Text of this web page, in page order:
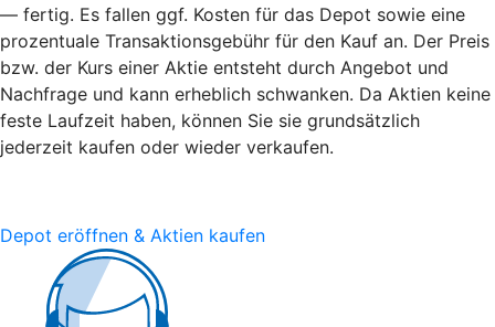
— fertig. Es fallen ggf. Kosten für das Depot sowie eine
prozentuale Transaktionsgebühr für den Kauf an. Der Preis
bzw. der Kurs einer Aktie entsteht durch Angebot und
Nachfrage und kann erheblich schwanken. Da Aktien keine
feste Laufzeit haben, können Sie sie grundsätzlich
jederzeit kaufen oder wieder verkaufen.
Depot eröffnen & Aktien kaufen